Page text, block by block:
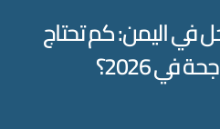
في اليمن: كم تحتاج
في 2026؟